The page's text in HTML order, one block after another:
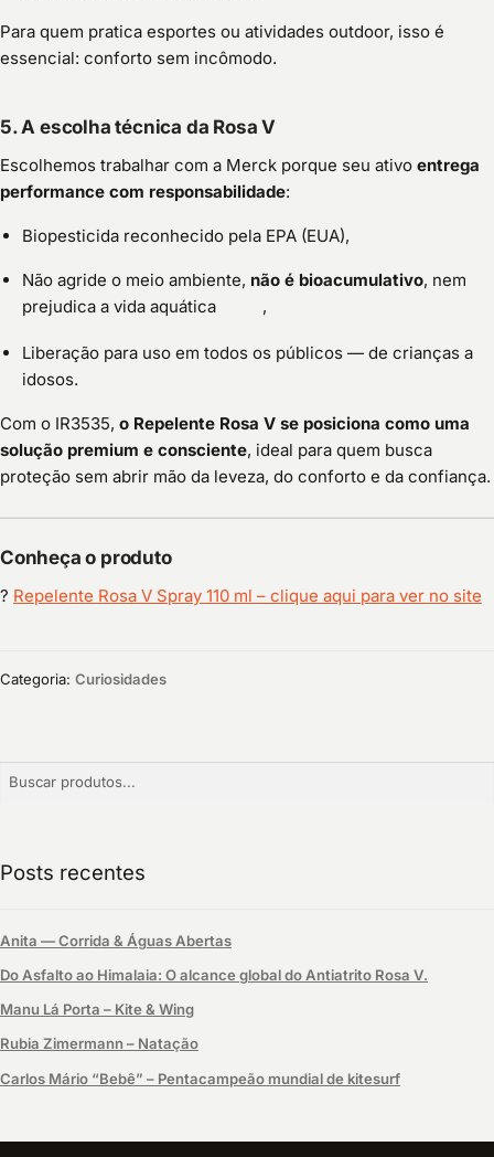
Para quem pratica esportes ou atividades outdoor, isso é
essencial: conforto sem incômodo.
5. A escolha técnica da Rosa V
Escolhemos trabalhar com a Merck porque seu ativo entrega
performance com responsabilidade:
Biopesticida reconhecido pela EPA (EUA),
Não agride o meio ambiente, não é bioacumulativo, nem
prejudica a vida aquática
,
Liberação para uso em todos os públicos — de crianças a
idosos.
Com o IR3535, o Repelente Rosa V se posiciona como uma
solução premium e consciente, ideal para quem busca
proteção sem abrir mão da leveza, do conforto e da confiança.
Conheça o produto
? Repelente Rosa V Spray 110 ml – clique aqui para ver no site
Categoria: Curiosidades
Posts recentes
Anita — Corrida & Águas Abertas
Do Asfalto ao Himalaia: O alcance global do Antiatrito Rosa V.
Manu Lá Porta – Kite & Wing
Rubia Zimermann – Natação
Carlos Mário “Bebê” – Pentacampeão mundial de kitesurf